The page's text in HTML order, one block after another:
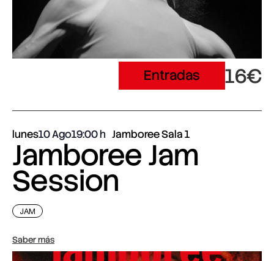
Entradas 16€
lunes10 Ago19:00 Jamboree Sala 1
Jamboree Jam
Session
JAM
Saber más